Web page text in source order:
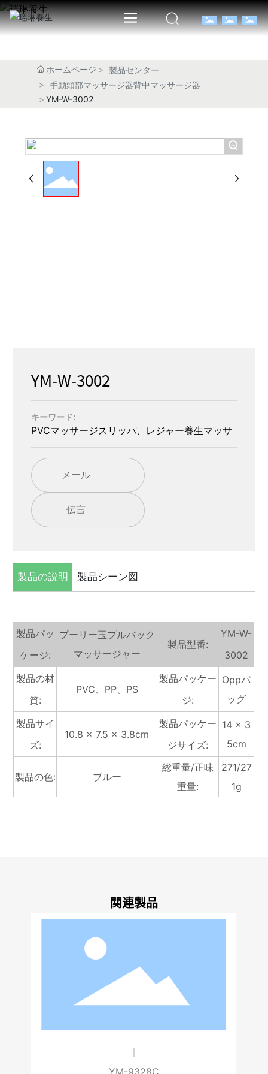
ホームページ
製品センター
手動頭部マッサージ器背中マッサージ器
YM-W-3002
+
YM-W-3002
キーワード:
PVCマッサージスリッパ、レジャー養生マッサ
メール
伝言
製品の説明 製品シーン図
製品パッ
ケージ:
プーリー玉プルバック
マッサージャー
製品型番:
YM-W-
3002
製品の材
質:
PVC、PP、PS
製品パッケー
ジ:
Oppバ
ッグ
製品サイ
ズ:
10.8 × 7.5 × 3.8cm
製品パッケー
ジサイズ:
14 × 3
5cm
製品の色: ブルー
総重量/正味
重量:
271/27
1g
関連製品